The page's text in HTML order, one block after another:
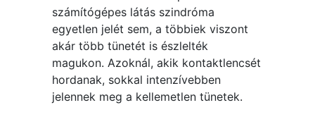
számítógépes látás szindróma
egyetlen jelét sem, a többiek viszont
akár több tünetét is észlelték
magukon. Azoknál, akik kontaktlencsét
hordanak, sokkal intenzívebben
jelennek meg a kellemetlen tünetek.